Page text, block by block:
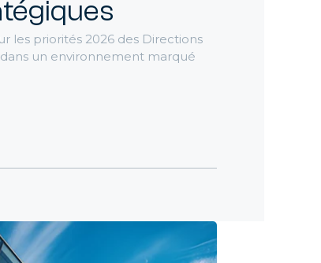
les priorités 2026 des Directions
un environnement marqué